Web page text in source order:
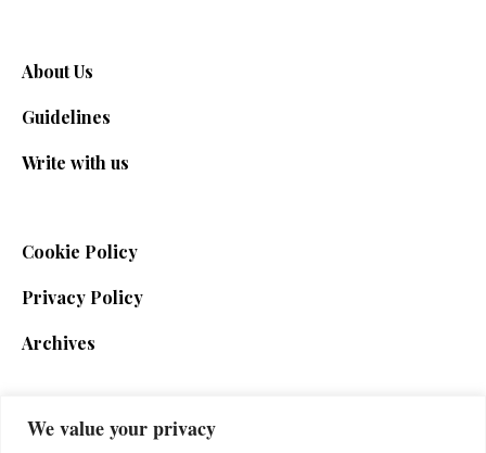
We value your privacy
About Us
Guidelines
Write with us
Cookie Policy
Privacy Policy
Archives
SIGN UP FOR THE NEWSLETTER